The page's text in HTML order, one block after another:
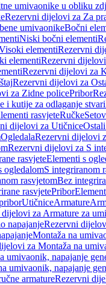
umivaonike u obliku
Rezervni dijelovi za Za
umivaonikeBočni
Niski bočni elementi
elementiRezervni
elementiRezervni
Rezervni dijelovi za
Rezervni dijelovi za
za Zidne policePribor
i kutije za odlaganje stvari
rasvjeteRučke
dijelovi za Utičnice
OgledalaRezervni dijelovi
Rezervni dijelovi za S
rasvjeteElementi s
ogledalomS integriranom
rasvjetomBez
rasvjetePribor
UtičniceArmature
za Armature za
napajanjeRezervni
Montaža na
za Montaža na
umivaonik, napajanje
umivaonik, napajanje
armatureRezervni